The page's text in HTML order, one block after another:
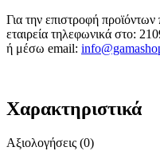
Για την επιστροφή
εταιρεία τηλεφωνικά στο:
ή μέσω email:
Χαρακτηριστικά
Αξιολογήσεις (0)